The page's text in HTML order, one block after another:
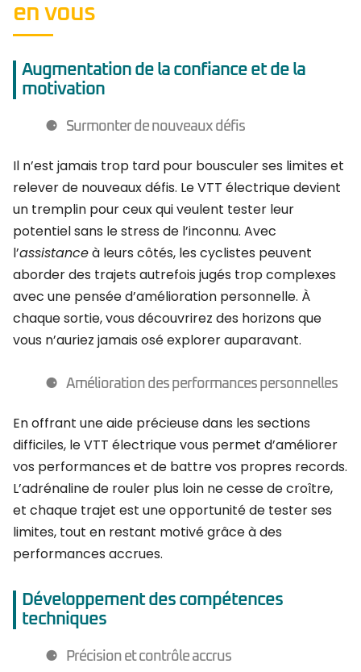
en vous
Augmentation de la confiance et de la
motivation
Surmonter de nouveaux défis
Il n’est jamais trop tard pour bousculer ses limites et
relever de nouveaux défis. Le VTT électrique devient
un tremplin pour ceux qui veulent tester leur
potentiel sans le stress de l’inconnu. Avec
l’assistanceà leurs côtés, les cyclistes peuvent
aborder des trajets autrefois jugés trop complexes
avec une pensée d’amélioration personnelle. À
chaque sortie, vous découvrirez des horizons que
vous n’auriez jamais osé explorer auparavant.
Amélioration des performances personnelles
En offrant une aide précieuse dans les sections
difficiles, le VTT électrique vous permet d’améliorer
vos performances et de battre vos propres records.
L’adrénaline de rouler plus loin ne cesse de croître,
et chaque trajet est une opportunité de tester ses
limites, tout en restant motivé grâce à des
performances accrues.
Développement des compétences
techniques
Précision et contrôle accrus